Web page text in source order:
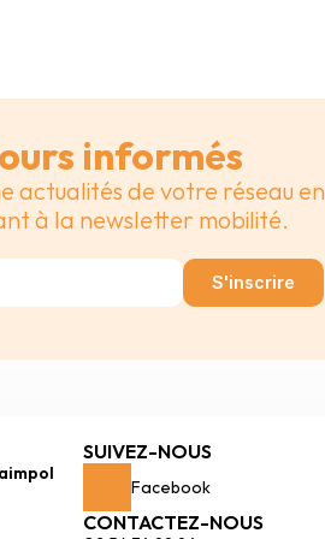
informés
actualités de votre réseau en
à la newsletter mobilité.
S'inscrire
SUIVEZ-NOUS
Facebook
CONTACTEZ-NOUS